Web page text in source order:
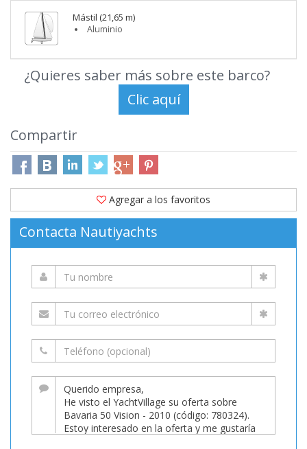
Mástil (21,65 m)
Aluminio
¿Quieres saber más sobre este barco?
Compartir
Agregar a los favoritos
Contacta Nautiyachts